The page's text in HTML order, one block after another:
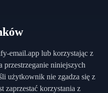
email.app lub korzystając z
niniejszych
użytkownik nie zgadza się z
zaprzestać korzystania z